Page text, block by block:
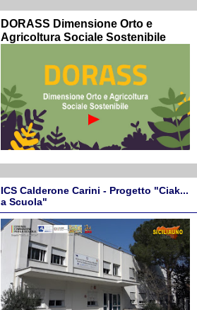
DORASS Dimensione Orto e
Agricoltura Sociale Sostenibile
ICS Calderone Carini - Progetto "Ciak...
a Scuola"